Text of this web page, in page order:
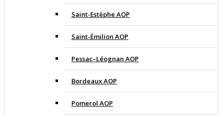
Saint-Estèphe AOP
Saint-Émilion AOP
Pessac–Léognan AOP
Bordeaux AOP
Pomerol AOP